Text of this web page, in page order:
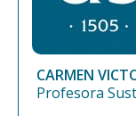
CARMEN
Profesora